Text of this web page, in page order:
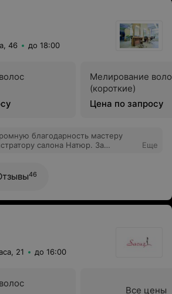
46 до 18:00
Мелирование
(короткие)
Цена по запросу
благодарность мастеру
салона Натюр. За
праздник.
Еще
46
21 до 16:00
Все цены